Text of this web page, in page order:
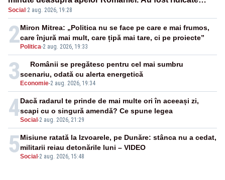
două F-16
Social·2 aug. 2026, 19:28
2Politica-2 aug. 2026, 19:33
Miron Mitrea: „Politica nu se face pe care e mai frumos,
care înjură mai mult, care țipă mai tare, ci pe proiecte”
3Economie-2 aug. 2026, 19:34
Românii se pregătesc pentru cel mai sumbru
scenariu, odată cu alerta energetică
4Social-2 aug. 2026, 21:29
Dacă radarul te prinde de mai multe ori în aceeași zi,
scapi cu o singură amendă? Ce spune legea
5Social-2 aug. 2026, 15:48
Misiune ratată la Izvoarele, pe Dunăre: stânca nu a cedat,
militarii reiau detonările luni – VIDEO